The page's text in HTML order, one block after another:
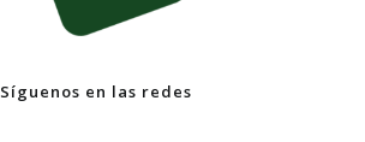
Síguenos en las redes